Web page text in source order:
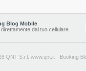
Blog Mobile
direttamente dal tuo cellulare
QNT S.r.l. www.qnt.it - Booking